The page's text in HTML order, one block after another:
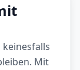
Mit